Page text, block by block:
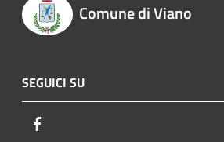
Comune di Viano
SEGUICI SU